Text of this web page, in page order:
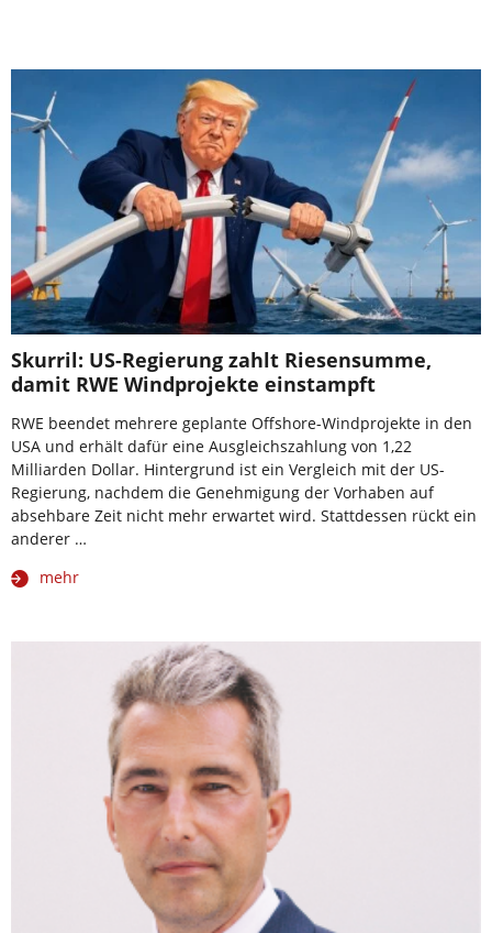
Skurril: US-Regierung zahlt Riesensumme,
damit RWE Windprojekte einstampft
RWE beendet mehrere geplante Offshore-Windprojekte in den
USA und erhält dafür eine Ausgleichszahlung von 1,22
Milliarden Dollar. Hintergrund ist ein Vergleich mit der US-
Regierung, nachdem die Genehmigung der Vorhaben auf
absehbare Zeit nicht mehr erwartet wird. Stattdessen rückt ein
anderer …
mehr